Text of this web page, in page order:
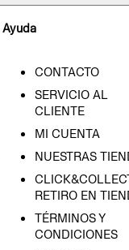
Ayuda
CONTACTO
SERVICIO AL
CLIENTE
MI CUENTA
NUESTRAS
RETIRO EN
TÉRMINOS Y
CONDICIONES